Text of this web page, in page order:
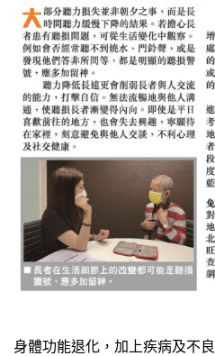
身體功能退化，加上疾病及不